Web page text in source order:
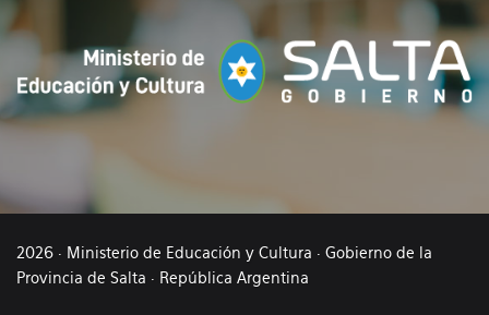
2026 · Ministerio de Educación y Cultura · Gobierno de la
Provincia de Salta · República Argentina